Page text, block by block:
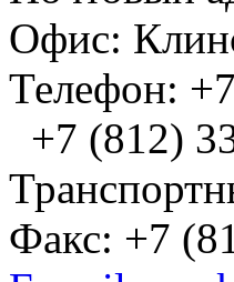
Офис:
Телефон:
+7 (812)
Факс: +7